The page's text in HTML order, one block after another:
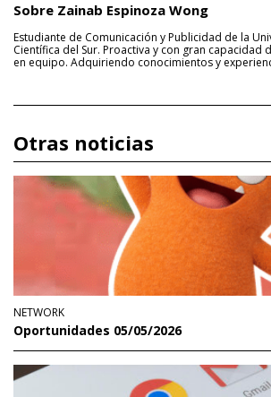
Sobre Zainab Espinoza Wong
Estudiante de Comunicación y Publicidad de la
Científica del Sur. Proactiva y con gran capacidad
en equipo. Adquiriendo conocimientos y
Otras noticias
NETWORK
Oportunidades 05/05/2026